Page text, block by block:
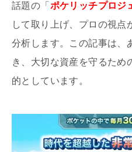
話題の「 ポケリッチプロジ
して取り上げ、プロの視点
分析します。この記事は、
き、大切な資産を守るため
的としています。